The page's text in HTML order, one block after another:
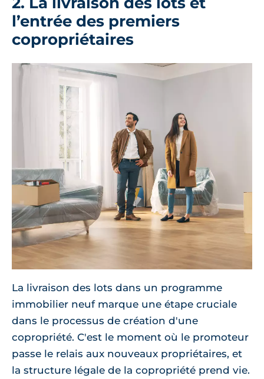
l’entrée des premiers
copropriétaires
La livraison des lots dans un programme
immobilier neuf marque une étape cruciale
dans le processus de création d'une
copropriété. C'est le moment où le promoteur
passe le relais aux nouveaux propriétaires, et
la structure légale de la copropriété prend vie.